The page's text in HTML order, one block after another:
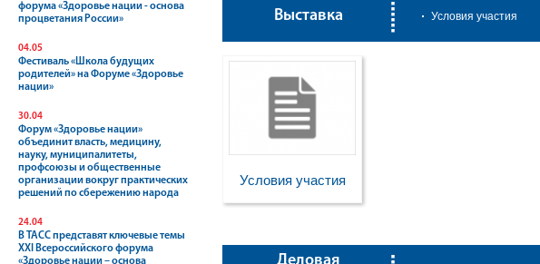
форума «Здоровье нации - основа
процветания России»
04.05
Фестиваль «Школа будущих
родителей» на Форуме «Здоровье
нации»
30.04
Форум «Здоровье нации»
объединит власть, медицину,
науку, муниципалитеты,
профсоюзы и общественные
организации вокруг практических
решений по сбережению народа
24.04
В ТАСС представят ключевые темы
XXI Всероссийского форума
«Здоровье нации – основа
Выставка Условия участия
Условия участия